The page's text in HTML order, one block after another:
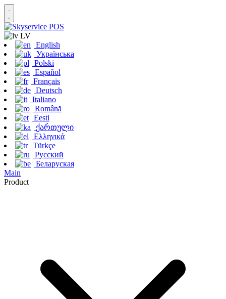
LV
English
Українська
Polski
Español
Français
Deutsch
Italiano
Română
Eesti
ქართული
Ελληνικά
Türkçe
Русский
Беларуская
Main
Product